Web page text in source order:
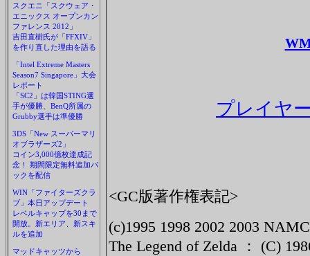
スクエニ「スクウェア・
エニックス オープンカン
ファレンス 2012」
吉田直樹氏が「FFXIV」
を作り直した理由を語る
「Intel Extreme Masters
Season7 Singapore」大会
レポート
「SC2」は韓国STING選
手が優勝、BenQ所属の
Grubby選手は準優勝
3DS「New スーパーマリ
オブラザーズ2」
コイン3,000億枚達成記
念！ 期間限定無料追加パ
ックを配信
WIN「ファイターズクラ
ブ」本日アップデート
レベルキャップを30まで
開放。新エリア、新スキ
ルを追加
マッドキャッツから
プレイヤ
<GC版著作権表記>
(c)1995 1998 2002 2003
The Legend of Zelda ： (C)